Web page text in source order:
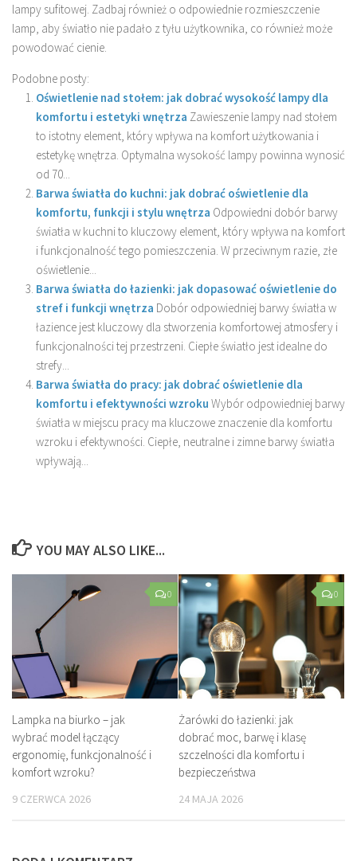
lampy sufitowej. Zadbaj również o odpowiednie rozmieszczenie
lamp, aby światło nie padało z tyłu użytkownika, co również może
powodować cienie.
Podobne posty:
Oświetlenie nad stołem: jak dobrać wysokość lampy dla
komfortu i estetyki wnętrza Zawieszenie lampy nad stołem
to istotny element, który wpływa na komfort użytkowania i
estetykę wnętrza. Optymalna wysokość lampy powinna wynosić
od 70...
Barwa światła do kuchni: jak dobrać oświetlenie dla
komfortu, funkcji i stylu wnętrza Odpowiedni dobór barwy
światła w kuchni to kluczowy element, który wpływa na komfort
i funkcjonalność tego pomieszczenia. W przeciwnym razie, złe
oświetlenie...
Barwa światła do łazienki: jak dopasować oświetlenie do
stref i funkcji wnętrza Dobór odpowiedniej barwy światła w
łazience jest kluczowy dla stworzenia komfortowej atmosfery i
funkcjonalności tej przestrzeni. Ciepłe światło jest idealne do
strefy...
Barwa światła do pracy: jak dobrać oświetlenie dla
komfortu i efektywności wzroku Wybór odpowiedniej barwy
światła w miejscu pracy ma kluczowe znaczenie dla komfortu
wzroku i efektywności. Ciepłe, neutralne i zimne barwy światła
wpływają...
YOU MAY ALSO LIKE...
0
Lampka na biurko – jak
wybrać model łączący
ergonomię, funkcjonalność i
komfort wzroku?
9 CZERWCA 2026
0
Żarówki do łazienki: jak
dobrać moc, barwę i klasę
szczelności dla komfortu i
bezpieczeństwa
24 MAJA 2026